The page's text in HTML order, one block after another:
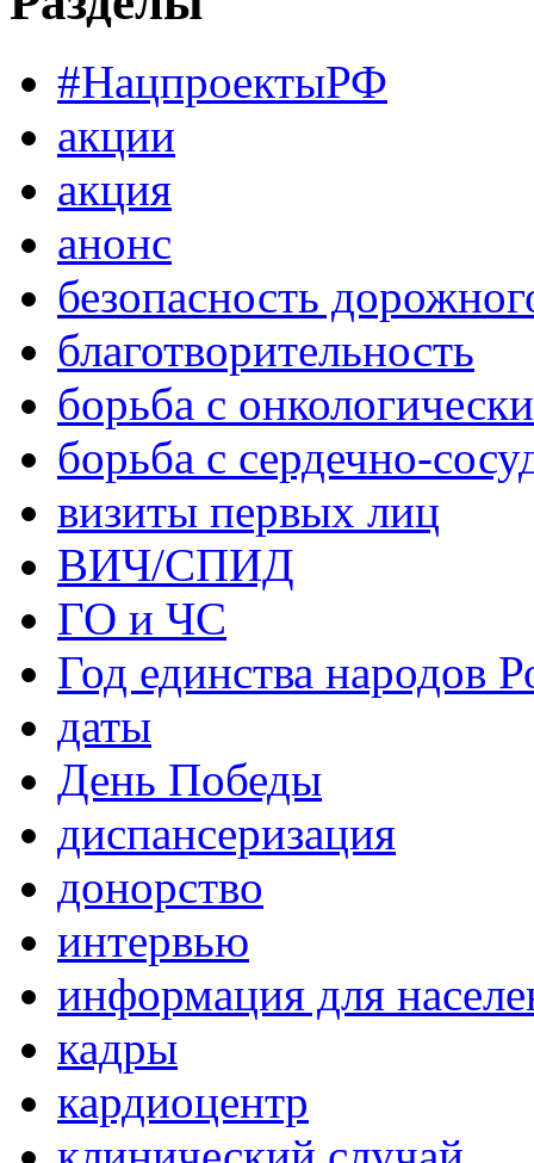
#НацпроектыРФ
акции
акция
анонс
безопасность
благотворительность
борьба с
борьба с сердечно-
визиты первых лиц
ВИЧ/СПИД
ГО и ЧС
Год единства народов
даты
День Победы
диспансеризация
донорство
интервью
информация для
кадры
кардиоцентр